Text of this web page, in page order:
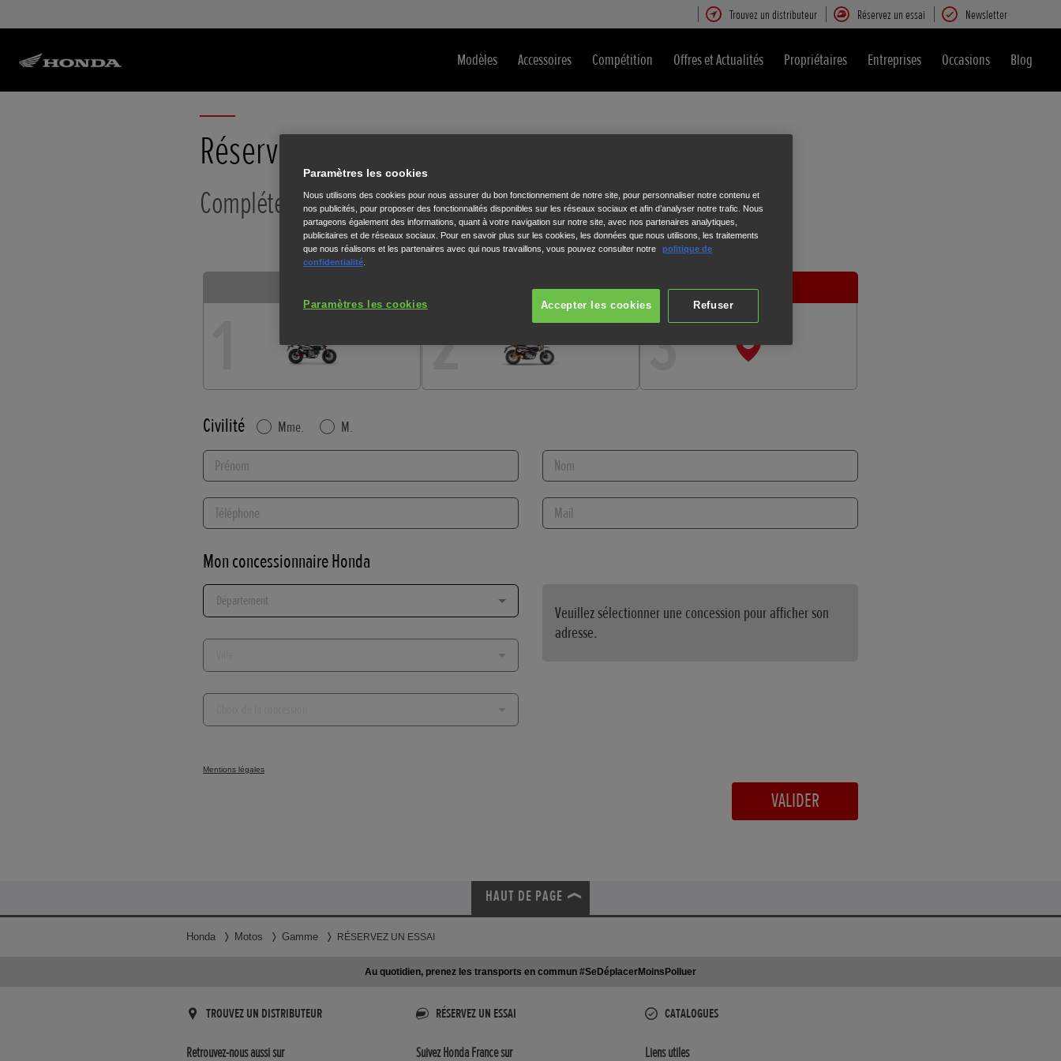
Modèles Accessoires Compétition Offres et Actualités Propriétaires Entreprises Occasions Blog
Trouvez un distributeur Réservez un essai Newsletter
Réservez un essai
Complétez les informations ci-dessous.
Monkey
2
Voscoordonnées
3
Civilité Mme. M.
Prénom Nom
Téléphone Mail
Mon concessionnaire Honda
Département...
Ville...
Choix
la
Veuillez sélectionner une concession pour afficher son
adresse.
Mentions légales
VALIDER
HAUT DE PAGE
Honda Motos Gamme RÉSERVEZ UN ESSAI
Au quotidien, prenez les transports en commun #SeDéplacerMoinsPolluer
TROUVEZ UN DISTRIBUTEUR RÉSERVEZ UN ESSAI CATALOGUES
Retrouvez-nous aussi sur Suivez Honda France sur Liens utiles
Paramètres les cookies
Nous utilisons des cookies pour nous assurer du bon fonctionnement de notre site, pour personnaliser notre contenu et
nos publicités, pour proposer des fonctionnalités disponibles sur les réseaux sociaux et afin d’analyser notre trafic. Nous
partageons également des informations, quant à votre navigation sur notre site, avec nos partenaires analytiques,
publicitaires et de réseaux sociaux. Pour en savoir plus sur les cookies, les données que nous utilisons, les traitements
que nous réalisons et les partenaires avec qui nous travaillons, vous pouvez consulter notre
politique de
confidentialité
Refuser
Accepter les cookies
Paramètres les cookies